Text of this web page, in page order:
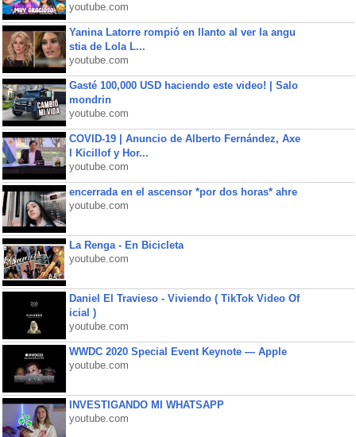
youtube.com
Yanina Latorre rompió en llanto al ver la angu
stia de Lola L...
youtube.com
Gasté 100,000 USD haciendo este video! | Salo
mondrin
youtube.com
COVID-19 | Anuncio de Alberto Fernández, Axe
l Kicillof y Hor...
youtube.com
encerrada en el ascensor *por dos horas* ahre
youtube.com
La Renga - En Bicicleta
youtube.com
Daniel El Travieso - Viviendo ( TikTok Video Of
icial )
youtube.com
WWDC 2020 Special Event Keynote — Apple
youtube.com
INVESTIGANDO MI WHATSAPP
youtube.com